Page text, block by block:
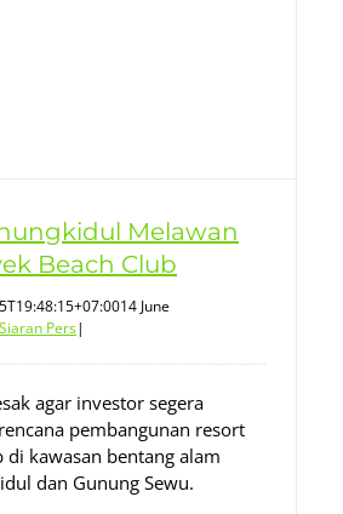
Melawan
Beach Club
14 June
Siaran Pers|
agar investor segera
pembangunan resort
di kawasan bentang alam
dan Gunung Sewu.